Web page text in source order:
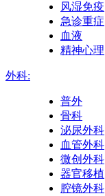
风湿免疫
急诊重症
血液
精神心理
外科:
普外
骨科
泌尿外科
血管外科
微创外科
器官移植
腔镜外科